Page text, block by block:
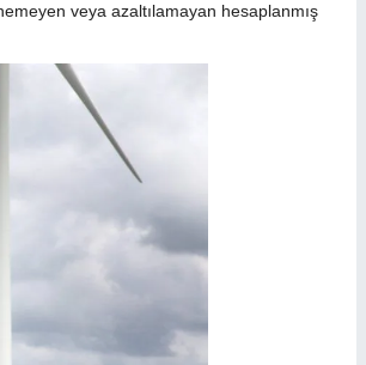
veya azaltılamayan hesaplanmış